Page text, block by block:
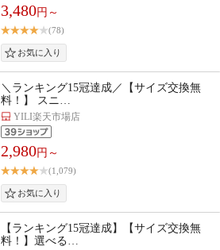
3,480円～
(78)
＼ランキング15冠達成／【サイズ交換無
料！】 スニ…
YILI楽天市場店
2,980円～
(1,079)
【ランキング15冠達成】【サイズ交換無
料！】選べる…